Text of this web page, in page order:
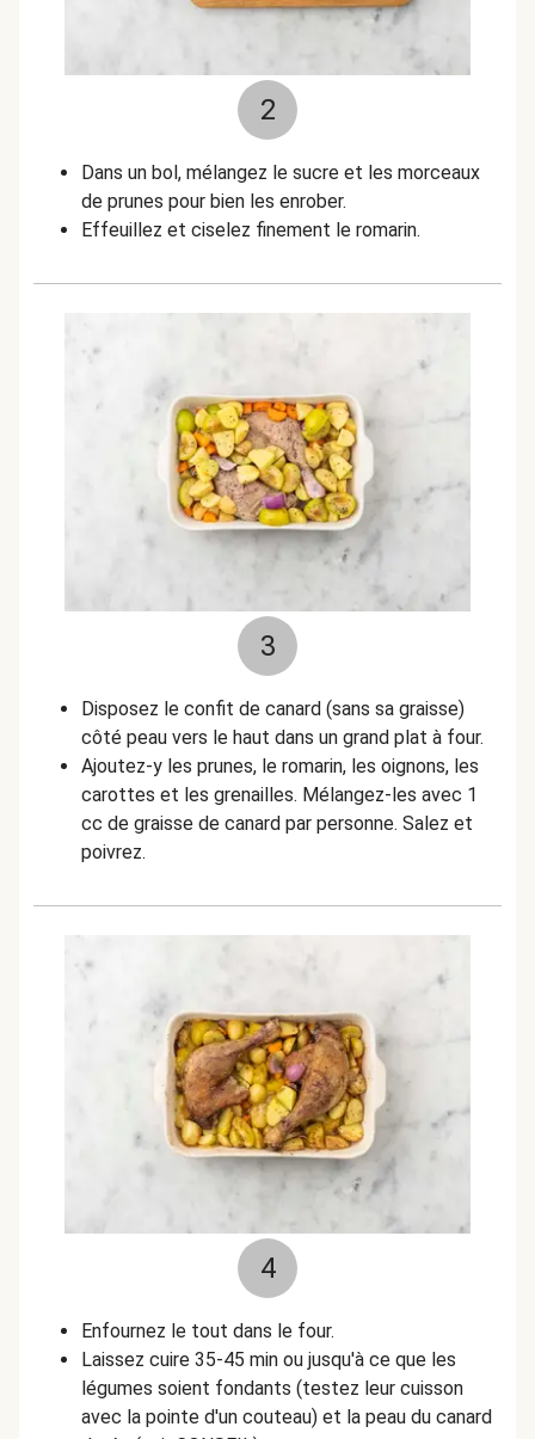
2
Dans un bol, mélangez le sucre et les morceaux
de prunes pour bien les enrober.
Effeuillez et ciselez finement le romarin.
3
Disposez le confit de canard (sans sa graisse)
côté peau vers le haut dans un grand plat à four.
Ajoutez-y les prunes, le romarin, les oignons, les
carottes et les grenailles. Mélangez-les avec 1
cc de graisse de canard par personne. Salez et
poivrez.
4
Enfournez le tout dans le four.
Laissez cuire 35-45 min ou jusqu'à ce que les
légumes soient fondants (testez leur cuisson
avec la pointe d'un couteau) et la peau du canard